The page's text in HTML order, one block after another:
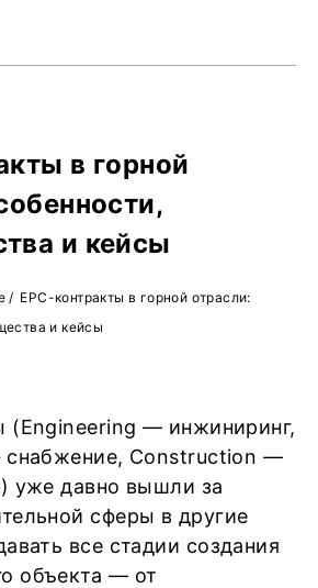
в горной
и кейсы
/ EPC-контракты в горной отрасли:
и кейсы
(Engineering — инжиниринг,
Construction —
уже давно вышли за
сферы в другие
все стадии создания
объекта — от